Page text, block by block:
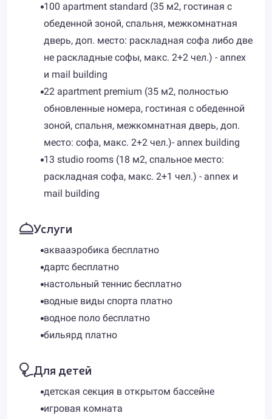
100 apartment standard (35 м2, гостиная с
обеденной зоной, спальня, межкомнатная
дверь, доп. место: раскладная софа либо две
не раскладные софы, макс. 2+2 чел.) - annex
и mail building
22 apartment premium (35 м2, полностью
обновленные номера, гостиная с обеденной
зоной, спальня, межкомнатная дверь, доп.
место: софа, макс. 2+2 чел.)- annex building
13 studio rooms (18 м2, спальное место:
раскладная софа, макс. 2+1 чел.) - annex и
mail building
Услуги
аквааэробика бесплатно
дартс бесплатно
настольный теннис бесплатно
водные виды спорта платно
водное поло бесплатно
бильярд платно
Для детей
детская секция в открытом бассейне
игровая комната